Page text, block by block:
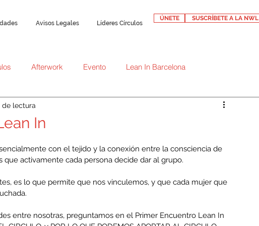
Avisos Legales Líderes Círculos
ÚNETE SUSCRÍBETE A LA NWL
Afterwork Evento Lean In Barcelona
comunidad
In
de lectura
con el tejido y la conexión entre la consciencia de
que activamente cada persona decide dar al grupo.
es lo que permite que nos vinculemos, y que cada mujer que
entre nosotras, preguntamos en el Primer Encuentro Lean In